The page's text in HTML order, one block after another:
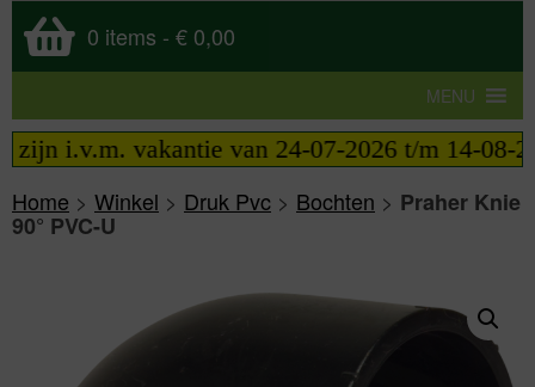
0 items - € 0,00
MENU
vakantie van 24-07-2026 t/m 14-08-
Home > Winkel > Druk Pvc > Bochten > Praher Knie
90° PVC-U